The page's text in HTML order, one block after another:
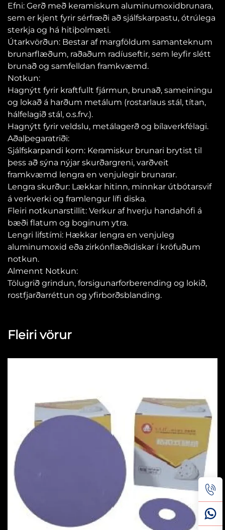
Efni: Gerð með keramiskum aluminumoxidbrunara,
sem er kjent fyrir sérfræði að sjálfskarpastu, ótrúlega
sterkja og há hitiþolmæti.
Útarkvörðun: Bestar af margföldum samanteknum
brunarflæðum, raðaðum radíuseftir, sem leyfir slétt
brunað og samfelldan framkvæmd.
Notkun:
Hagnýtt fyrir kraftfullt fjármun, brunað, sameiningu
og lokað á harðum metálum (rostarlaus stál, títan,
hálfelagið stál, o.s.frv.).
Hagnýtt fyrir veldslu, metálagerð og bílaverkfélagi.
Aðalþegaratriði:
Sjálfskarpandi korn: Keramiskur brunari brytist til
þess að sýna nýjar skurðargreni, varðveit
framkvæmd lengra en venjulegir brunarar.
Lengra skurður: Lækkar hitinn, minnkar útbótarsvif
á verkverki og framlengur lífi diska.
Fleiri notkunarstillit: Verkur af hverju handahófi á
bæði flatum og boginum ytra.
Lengri lifstími: Hækkar lengra en venjuleg
aluminumoxid eða zirkónflæðidiskar í kröfuðum
notkun.
Almennt Notkun:
Tölugrið grindun, forsigunarforberending og lokið,
rostfjarðarréttun og yfirborðsblanding.
Fleiri vörur